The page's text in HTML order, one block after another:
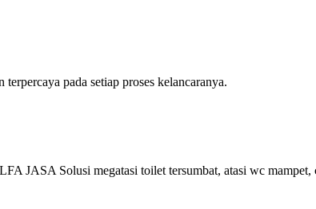
pada setiap proses kelancaranya.
JASA Solusi megatasi toilet tersumbat, atasi wc mampet,